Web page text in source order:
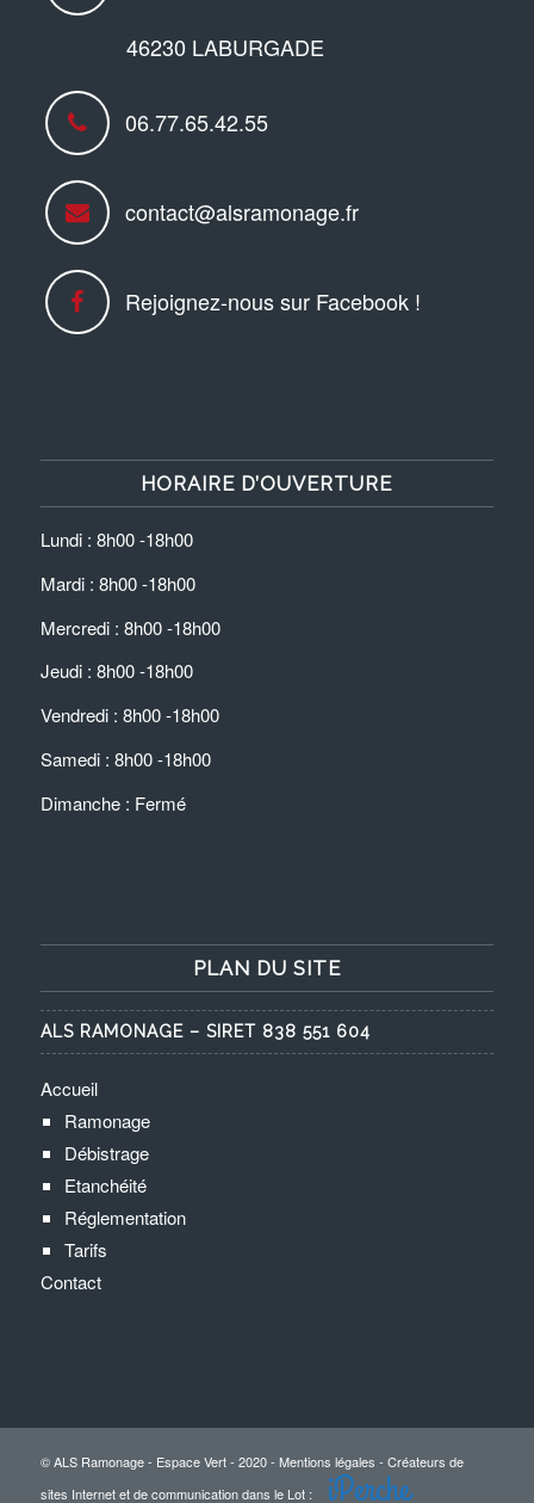
46230 LABURGADE
06.77.65.42.55
contact@alsramonage.fr
Rejoignez-nous sur Facebook !
HORAIRE D’OUVERTURE
Lundi : 8h00 -18h00
Mardi : 8h00 -18h00
Mercredi : 8h00 -18h00
Jeudi : 8h00 -18h00
Vendredi : 8h00 -18h00
Samedi : 8h00 -18h00
Dimanche : Fermé
PLAN DU SITE
ALS RAMONAGE – SIRET 838 551 604
Accueil
Ramonage
Débistrage
Etanchéité
Réglementation
Tarifs
Contact
© ALS Ramonage - Espace Vert - 2020 - Mentions légales - Créateurs de
sites Internet et de communication dans le Lot: iPerche